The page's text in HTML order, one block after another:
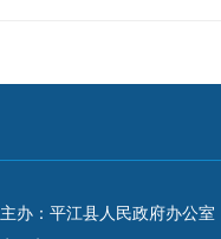
主办：平江县人民政府办公室